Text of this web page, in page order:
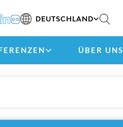
DEUTSCHLAND
ÜBER UNS